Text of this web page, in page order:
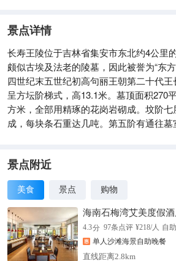
景点详情
长寿王陵位于吉林省集安市东北约4公里
颇似古埃及法老的陵墓，因此被誉为“东
四世纪末五世纪初高句丽王朝第二十代
呈方坛阶梯式，高13.1米。墓顶面积270
方米，全部用精琢的花岗岩砌成。坟阶
成，每块条石重达几吨。第五阶有通往
景点附近
美食 景点 购物
海南石梅湾艾美度假
4.3分 97条点评 ¥218/人 自
单人沙滩海景自助晚餐
直线距离2.8km